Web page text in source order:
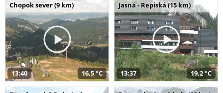
Chopok sever (9 km)
13:40 16,5 °C
Jasná - Repiská (15 km)
13:37 19,2 °C